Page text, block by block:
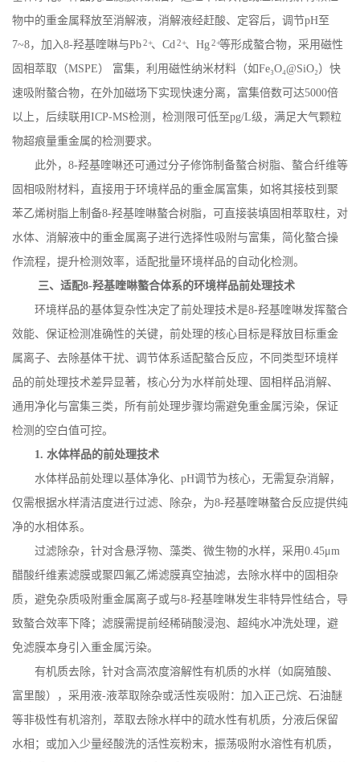
物中的重金属释放至消解液，消解液经赶酸、定容后，调节pH至
7~8，加入8-羟基喹啉与Pb2+、 Cd 2+、 Hg2+等形成螯合物，采用磁性
固相萃取（MSPE） 富集，利用磁性纳米材料（如Fe₃O₄@SiO₂）快
速吸附螯合物，在外加磁场下实现快速分离，富集倍数可达5000倍
以上，后续联用ICP-MS检测，检测限可低至pg/L级，满足大气颗粒
物超痕量重金属的检测要求。
此外， 8-羟基喹啉还可通过分子修饰制备螯合树脂、螯合纤维等
固相吸附材料，直接用于环境样品的重金属富集，如将其接枝到聚
苯乙烯树脂上制备8-羟基喹啉螯合树脂，可直接装填固相萃取柱，对
水体、消解液中的重金属离子进行选择性吸附与富集，简化螯合操
作流程，提升检测效率，适配批量环境样品的自动化检测。
三、适配8-羟基喹啉螯合体系的环境样品前处理技术
环境样品的基体复杂性决定了前处理技术是8-羟基喹啉发挥螯合
效能、保证检测准确性的关键，前处理的核心目标是释放目标重金
属离子、去除基体干扰、调节体系适配螯合反应，不同类型环境样
品的前处理技术差异显著，核心分为水样前处理、固相样品消解、
通用净化与富集三类，所有前处理步骤均需避免重金属污染，保证
检测的空白值可控。
1. 水体样品的前处理技术
水体样品前处理以基体净化、 pH调节为核心，无需复杂消解，
仅需根据水样清洁度进行过滤、除杂，为8-羟基喹啉螯合反应提供纯
净的水相体系。
过滤除杂，针对含悬浮物、藻类、微生物的水样，采用0.45μm
醋酸纤维素滤膜或聚四氟乙烯滤膜真空抽滤，去除水样中的固相杂
质，避免杂质吸附重金属离子或与8-羟基喹啉发生非特异性结合，导
致螯合效率下降；滤膜需提前经稀硝酸浸泡、超纯水冲洗处理，避
免滤膜本身引入重金属污染。
有机质去除，针对含高浓度溶解性有机质的水样（如腐殖酸、
富里酸），采用液-液萃取除杂或活性炭吸附：加入正己烷、石油醚
等非极性有机溶剂，萃取去除水样中的疏水性有机质，分液后保留
水相；或加入少量经酸洗的活性炭粉末，振荡吸附水溶性有机质，